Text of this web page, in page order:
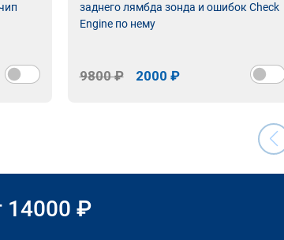
заднего лямбда зонда и ошибок Check
Engine по нему
9800 ₽ 2000 ₽
14000 ₽